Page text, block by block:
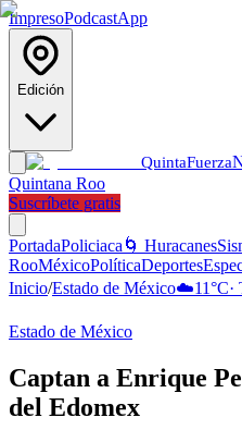
ImpresoPodcastApp
Edición
QuintaFuerza
Quintana Roo
Suscríbete gratis
PortadaPoliciaca 🌀 Huracanes
RooMéxicoPolíticaDeportes
Inicio/Estado de México☁️11°C·
Estado de México
Captan a Enrique
del Edomex